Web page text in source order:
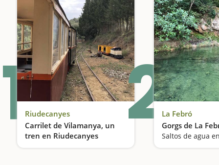
1 Riudecanyes
Carrilet de Vilamanya, un
tren en Riudecanyes
Un tren en medio de la naturaleza
2La Febró
Gorgs de La